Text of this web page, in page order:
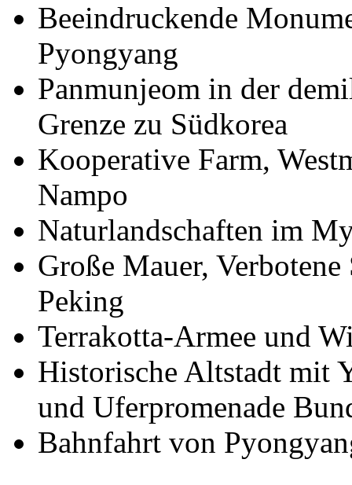
Beeindruckende
Pyongyang
Panmunjeom in der
Grenze zu Südkorea
Kooperative Farm,
Nampo
Naturlandschaften im
Große Mauer,
Peking
Terrakotta-Armee und
Historische Altstadt mit
und Uferpromenade
Bahnfahrt von